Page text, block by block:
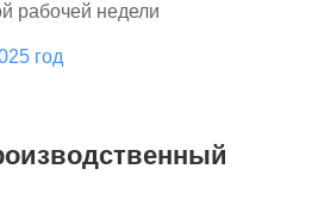
рабочей недели
год